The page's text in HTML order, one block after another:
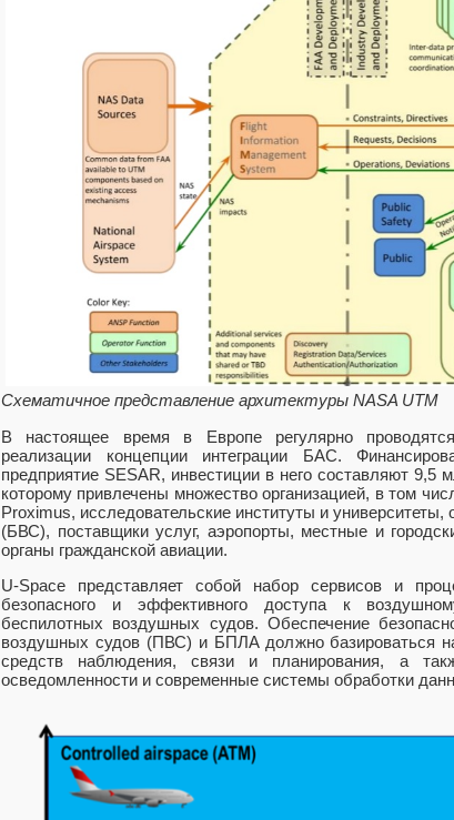
Схематичное представление архитектуры NASA UTM
В настоящее время в Европе регулярно
реализации концепции интеграции БАС.
предприятие SESAR, инвестиции в него составляют
которому привлечены множество организацией, в том
Proximus, исследовательские институты и
(БВС), поставщики услуг, аэропорты, местные и
органы гражданской авиации.
U-Space представляет собой набор сервисов и
безопасного и эффективного доступа к
беспилотных воздушных судов. Обеспечение
воздушных судов (ПВС) и БПЛА должно базироваться
средств наблюдения, связи и планирования, а
осведомленности и современные системы обработки